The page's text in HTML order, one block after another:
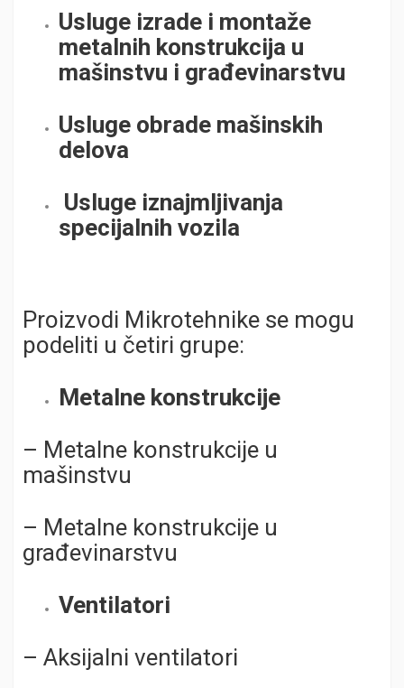
Usluge izrade i montaže
metalnih konstrukcija u
mašinstvu i građevinarstvu
Usluge obrade mašinskih
delova
Usluge iznajmljivanja
specijalnih vozila
Proizvodi Mikrotehnike se mogu
podeliti u četiri grupe:
Metalne konstrukcije
– Metalne konstrukcije u
mašinstvu
– Metalne konstrukcije u
građevinarstvu
Ventilatori
– Aksijalni ventilatori